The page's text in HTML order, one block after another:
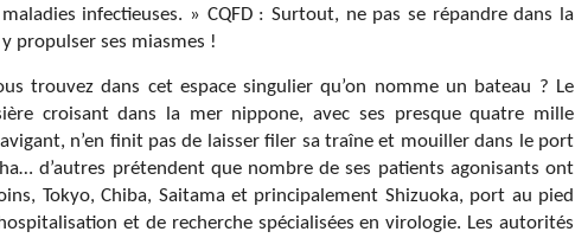
infectieuses. » CQFD : Surtout, ne pas se répandre dans la
propulser ses miasmes !
trouvez dans cet espace singulier qu’on nomme un bateau ? Le
croisant dans la mer nippone, avec ses presque quatre mille
n’en finit pas de laisser filer sa traîne et mouiller dans le port
d’autres prétendent que nombre de ses patients agonisants ont
Tokyo, Chiba, Saitama et principalement Shizuoka, port au pied
et de recherche spécialisées en virologie. Les autorités